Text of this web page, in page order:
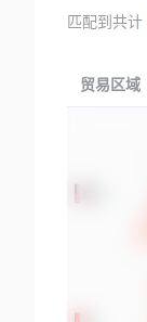
匹配到共计
贸易区域